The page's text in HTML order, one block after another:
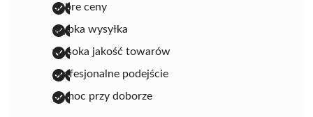
dobre ceny
szybka wysyłka
wysoka jakość towarów
profesjonalne podejście
pomoc przy doborze